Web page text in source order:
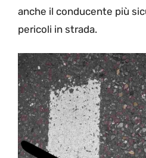
anche il conducente più
pericoli in strada.